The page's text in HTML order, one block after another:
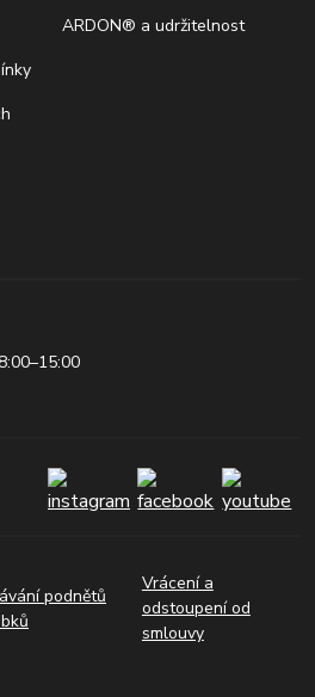
ARDON® a udržitelnost
podnětů
Vrácení a
odstoupení od
smlouvy